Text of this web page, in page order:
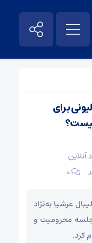
جریمه ۴۰۰ میلیونی برای
آنلاین
۰
عرشیا به‌نژاد
محرومیت و
کرد.